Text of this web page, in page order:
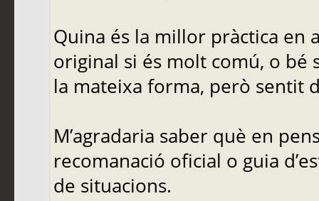
Quina és la millor pràctica en
original si és molt comú, o
la mateixa forma, però sentit
M’agradaria saber què en
recomanació oficial o guia
de situacions.